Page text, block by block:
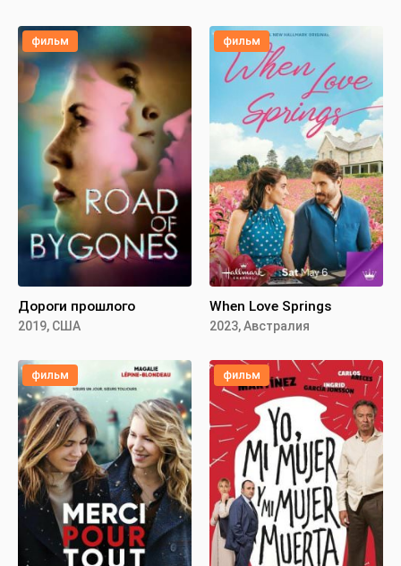
фильм
Дороги прошлого
2019, США
фильм
When Love Springs
2023, Австралия
фильм фильм